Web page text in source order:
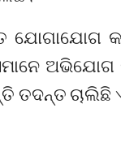
ଯୋଗାଯୋଗ
ଅଭିଯୋଗ
ତଦନ୍ତ